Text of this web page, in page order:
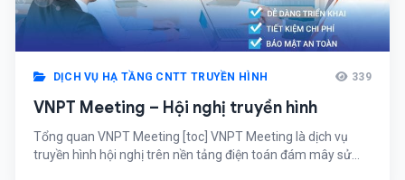
DỊCH VỤ HẠ TẦNG CNTT TRUYỀN HÌNH 339
VNPT Meeting – Hội nghị truyền hình
Tổng quan VNPT Meeting [toc] VNPT Meeting là dịch vụ
truyền hình hội nghị trên nền tảng điện toán đám mây sử